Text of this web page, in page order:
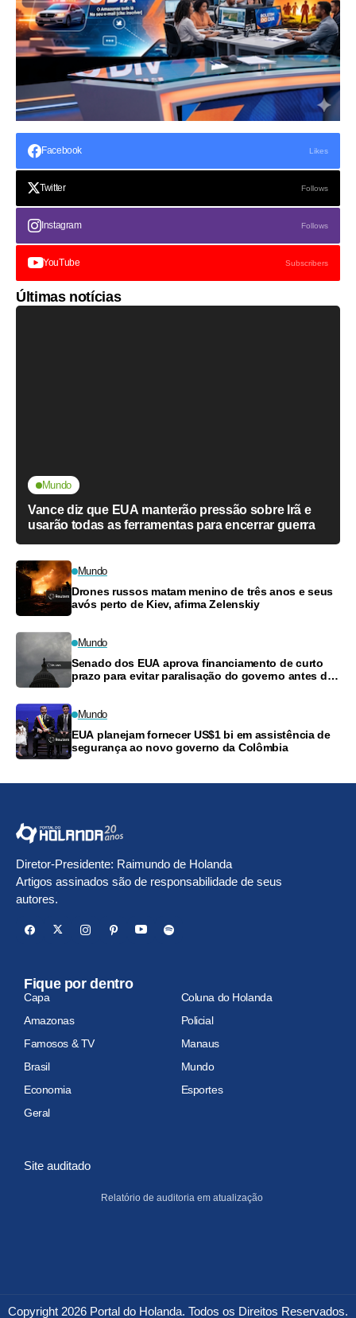
Facebook Likes
Twitter Follows
Instagram Follows
YouTube Subscribers
Últimas notícias
Mundo
Vance diz que EUA manterão pressão sobre Irã e
usarão todas as ferramentas para encerrar guerra
Mundo
Drones russos matam menino de três anos e seus
avós perto de Kiev, afirma Zelenskiy
Mundo
Senado dos EUA aprova financiamento de curto
prazo para evitar paralisação do governo antes das
Mundo
EUA planejam fornecer US$1 bi em assistência de
segurança ao novo governo da Colômbia
Diretor-Presidente: Raimundo de Holanda
Artigos assinados são de responsabilidade de seus
autores.
Fique por dentro
Capa
Coluna do Holanda
Amazonas
Policial
Famosos & TV
Manaus
Brasil
Mundo
Economia
Esportes
Geral
Site auditado
Relatório de auditoria em atualização
Copyright 2026 Portal do Holanda. Todos os Direitos Reservados.